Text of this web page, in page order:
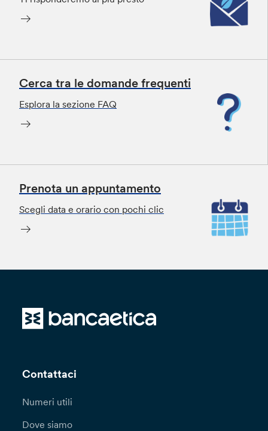
Cerca tra le domande frequenti
Esplora la sezione FAQ
Prenota un appuntamento
Scegli data e orario con pochi clic
Contattaci
Numeri utili
Dove siamo